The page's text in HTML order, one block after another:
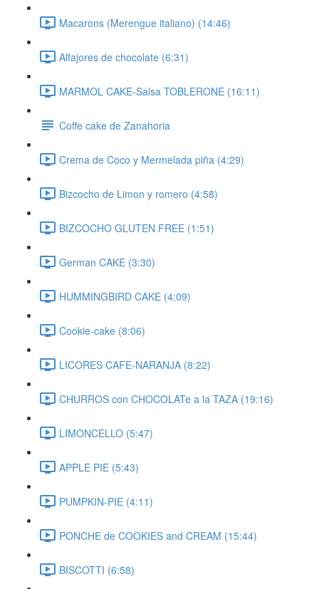
Macarons (Merengue italiano) (14:46)
Alfajores de chocolate (6:31)
MARMOL CAKE-Salsa TOBLERONE (16:11)
Coffe cake de Zanahoria
Crema de Coco y Mermelada piña (4:29)
Bizcocho de Limon y romero (4:58)
BIZCOCHO GLUTEN FREE (1:51)
German CAKE (3:30)
HUMMINGBIRD CAKE (4:09)
Cookie-cake (8:06)
LICORES CAFE-NARANJA (8:22)
CHURROS con CHOCOLATe a la TAZA (19:16)
LIMONCELLO (5:47)
APPLE PIE (5:43)
PUMPKIN-PIE (4:11)
PONCHE de COOKIES and CREAM (15:44)
BISCOTTI (6:58)